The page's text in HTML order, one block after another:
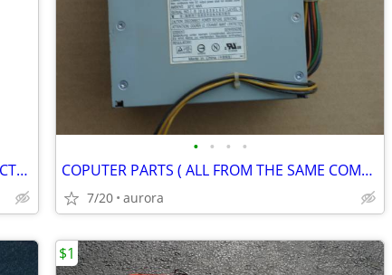
BELKIN NOTEBOOK TRAVEL SURGE PROTECTOR
• • • •
COPUTER PARTS ( ALL FROM THE SAME COMPUTER)
7/20 aurora
$1